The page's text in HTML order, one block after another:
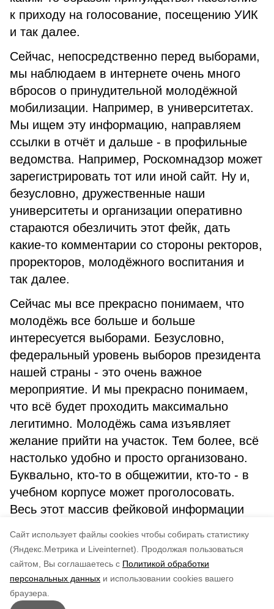
Cайт использует файлы cookies чтобы собирать статистику
(Яндекс.Метрика и Liveinternet).
Продолжая пользоваться
сайтом, Вы соглашаетесь с Политикой обработки
персональных данных и использовании cookies вашего
браузера.
к приходу на голосование, посещению УИК
и так далее.
Сейчас, непосредственно перед выборами,
мы наблюдаем в интернете очень много
вбросов о принудительной молодёжной
мобилизации. Например, в университетах.
Мы ищем эту информацию, направляем
ссылки в отчёт и дальше - в профильные
ведомства. Например, Роскомнадзор может
зарегистрировать тот или иной сайт. Ну и,
безусловно, дружественные наши
университеты и организации оперативно
стараются обезличить этот фейк, дать
какие-то комментарии со стороны ректоров,
проректоров, молодёжного воспитания и
так далее.
Сейчас мы все прекрасно понимаем, что
молодёжь все больше и больше
интересуется выборами. Безусловно,
федеральный уровень выборов президента
нашей страны - это очень важное
мероприятие. И мы прекрасно понимаем,
что всё будет проходить максимально
легитимно. Молодёжь сама изъявляет
желание прийти на участок. Тем более, всё
настолько удобно и просто организовано.
Буквально, кто-то в общежитии, кто-то - в
учебном корпусе может проголосовать.
Весь этот массив фейковой информации
оперативно опровергать.
по оценке
5